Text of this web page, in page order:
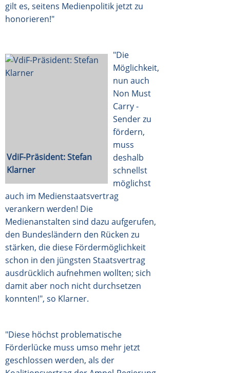
gilt es, seitens Medienpolitik jetzt zu
honorieren!"
VdiF-Präsident: Stefan
Klarner
"Die
Möglichkeit,
nun auch
Non Must
Carry -
Sender zu
fördern,
muss
deshalb
schnellst
möglichst
auch im Medienstaatsvertrag
verankern werden! Die
Medienanstalten sind dazu aufgerufen,
den Bundesländern den Rücken zu
stärken, die diese Fördermöglichkeit
schon in den jüngsten Staatsvertrag
ausdrücklich aufnehmen wollten; sich
damit aber noch nicht durchsetzen
konnten!", so Klarner.
"Diese höchst problematische
Förderlücke muss umso mehr jetzt
geschlossen werden, als der